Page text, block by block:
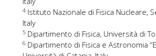
4 Istituto Nazionale di Fisica Nucleare,
Italy
5 Dipartimento di Fisica, Università di
6 Dipartimento di Fisica e Astronomia